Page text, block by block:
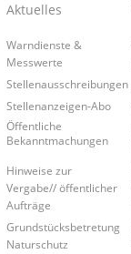
Aktuelles
Warndienste &
Messwerte
Stellenausschreibungen
Stellenanzeigen-Abo
Öffentliche
Bekanntmachungen
Hinweise zur
Vergabe// öffentlicher
Aufträge
Grundstücksbetretung
Naturschutz